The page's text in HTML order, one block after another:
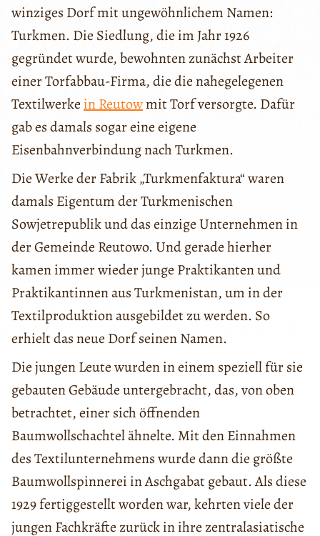
winziges Dorf mit ungewöhnlichem Namen:
Turkmen. Die Siedlung, die im Jahr 1926
gegründet wurde, bewohnten zunächst Arbeiter
einer Torfabbau-Firma, die die nahegelegenen
Textilwerke in Reutowmit Torf versorgte. Dafür
gab es damals sogar eine eigene
Eisenbahnverbindung nach Turkmen.
Die Werke der Fabrik „Turkmenfaktura“ waren
damals Eigentum der Turkmenischen
Sowjetrepublik und das einzige Unternehmen in
der Gemeinde Reutowo. Und gerade hierher
kamen immer wieder junge Praktikanten und
Praktikantinnen aus Turkmenistan, um in der
Textilproduktion ausgebildet zu werden. So
erhielt das neue Dorf seinen Namen.
Die jungen Leute wurden in einem speziell für sie
gebauten Gebäude untergebracht, das, von oben
betrachtet, einer sich öffnenden
Baumwollschachtel ähnelte. Mit den Einnahmen
des Textilunternehmens wurde dann die größte
Baumwollspinnerei in Aschgabat gebaut. Als diese
1929 fertiggestellt worden war, kehrten viele der
jungen Fachkräfte zurück in ihre zentralasiatische